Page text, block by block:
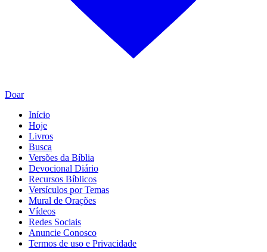
Doar
Início
Hoje
Livros
Busca
Versões da Bíblia
Devocional Diário
Recursos Bíblicos
Versículos por Temas
Mural de Orações
Vídeos
Redes Sociais
Anuncie Conosco
Termos de uso e Privacidade